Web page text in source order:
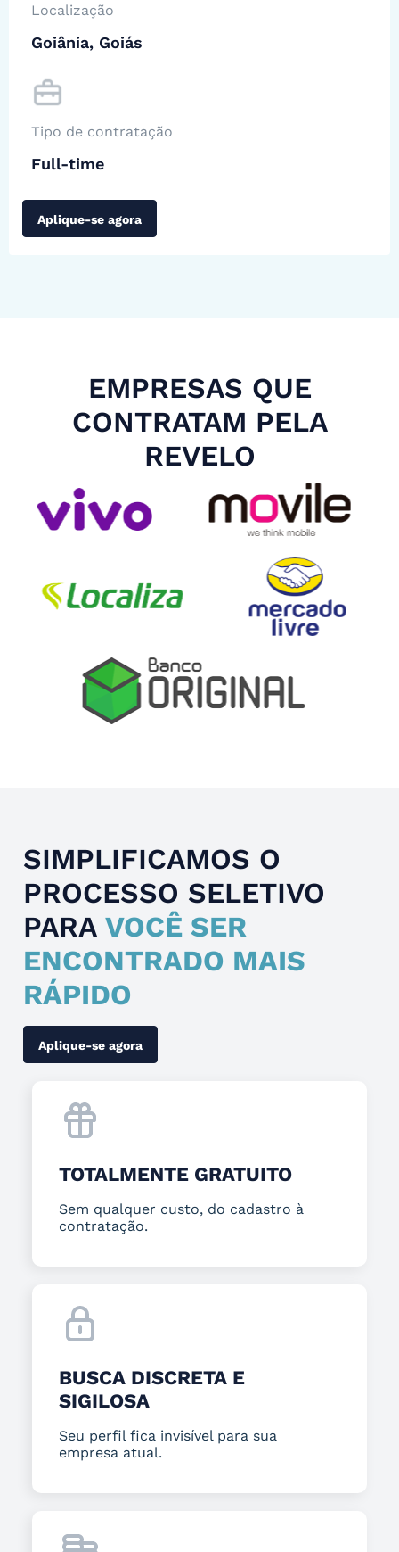
Localização
Goiânia, Goiás
Tipo de contratação
Full-time
Aplique-se agora
EMPRESAS QUE
CONTRATAM PELA
REVELO
SIMPLIFICAMOS O
PROCESSO SELETIVO
PARA VOCÊ SER
ENCONTRADO MAIS
RÁPIDO
Aplique-se agora
TOTALMENTE GRATUITO
Sem qualquer custo, do cadastro à
contratação.
BUSCA DISCRETA E
SIGILOSA
Seu perfil fica invisível para sua
empresa atual.